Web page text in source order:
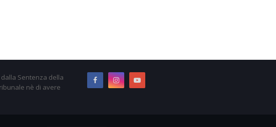
dalla Sentenza della
nè di avere